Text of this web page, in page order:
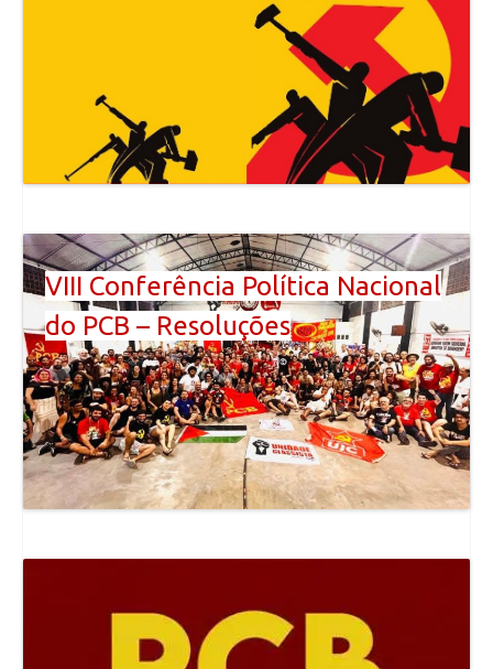
VIII Conferência Política Nacional
do PCB – Resoluções